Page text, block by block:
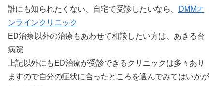
誰にも知られたくない、自宅で受診したいなら、
DMMオ
ンラインクリニック
ED治療以外の治療もあわせて相談したい方は、あきる台
病院
上記以外にもED治療が受診できるクリニックは多々あり
ますので自分の症状に合ったところを選んでみてはいかが